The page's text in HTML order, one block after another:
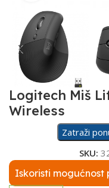
Logitech Miš
Wireless
Zatraži
SKU:
Iskoristi